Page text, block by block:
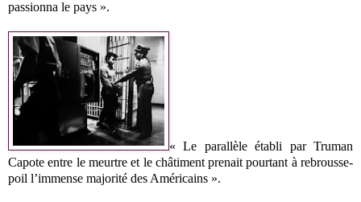
passionna le pays ».
« Le parallèle établi par Truman
Capote entre le meurtre et le châtiment prenait pourtant à rebrousse-
poil l’immense majorité des Américains ».